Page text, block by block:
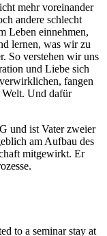
mehr voreinander
andere schlecht
Leben einnehmen,
lernen, was wir zu
So verstehen wir uns
und Liebe sich
fangen
Und dafür
und ist Vater zweier
am Aufbau des
mitgewirkt. Er
to a seminar stay at